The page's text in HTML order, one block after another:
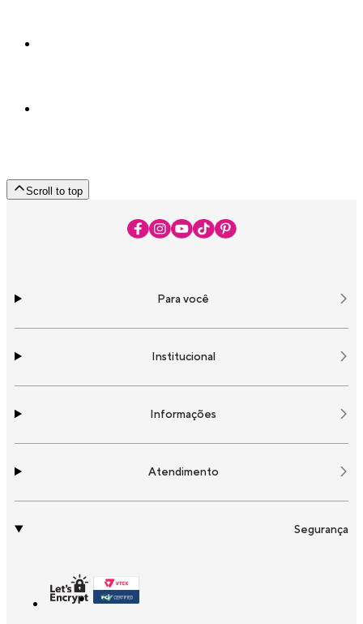
Scroll to top
Para você
Institucional
Informações
Atendimento
Segurança